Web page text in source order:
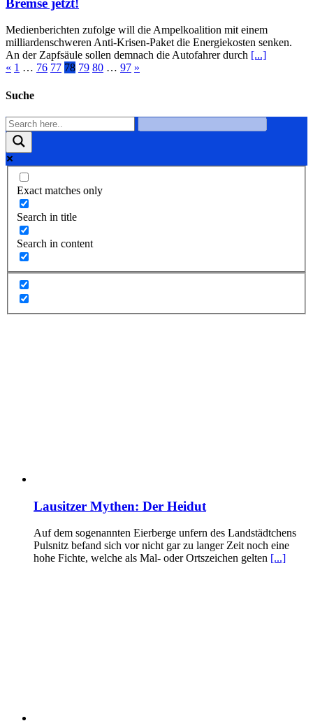
Medienberichten zufolge will die Ampelkoalition mit einem
milliardenschweren Anti-Krisen-Paket die Energiekosten senken.
An der Zapfsäule sollen demnach die Autofahrer durch [...]
« 1 … 76 77 78 79 80 … 97 »
Suche
Exact matches only
Search in title
Search in content
Lausitzer Mythen: Der Heidut
Auf dem sogenannten Eierberge unfern des Landstädtchens
Pulsnitz befand sich vor nicht gar zu langer Zeit noch eine
hohe Fichte, welche als Mal- oder Ortszeichen gelten [...]